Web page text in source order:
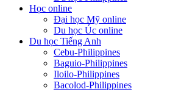
Học online
Đại học Mỹ online
Du học Úc online
Du học Tiếng Anh
Cebu-Philippines
Baguio-Philippines
Iloilo-Philippines
Bacolod-Philippines